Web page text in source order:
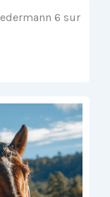
6 sur